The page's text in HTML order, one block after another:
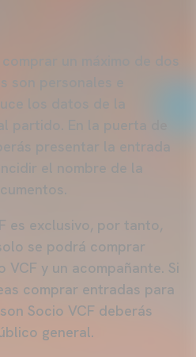
un máximo de dos
son personales e
los datos de la
partido. En la puerta de
presentar la entrada
el nombre de la
es exclusivo, por tanto,
se podrá comprar
y un acompañante. Si
comprar entradas para
Socio VCF deberás
general.